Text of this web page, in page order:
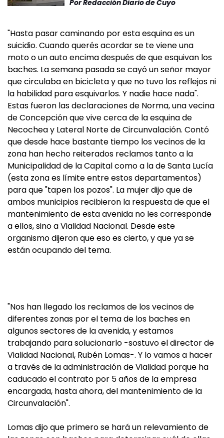
PorRedacción Diario de Cuyo
"Hasta pasar caminando por esta esquina es un
suicidio. Cuando querés acordar se te viene una
moto o un auto encima después de que esquivan los
baches. La semana pasada se cayó un señor mayor
que circulaba en bicicleta y que no tuvo los reflejos ni
la habilidad para esquivarlos. Y nadie hace nada".
Estas fueron las declaraciones de Norma, una vecina
de Concepción que vive cerca de la esquina de
Necochea y Lateral Norte de Circunvalación. Contó
que desde hace bastante tiempo los vecinos de la
zona han hecho reiterados reclamos tanto a la
Municipalidad de la Capital como a la de Santa Lucía
(esta zona es límite entre estos departamentos)
para que "tapen los pozos". La mujer dijo que de
ambos municipios recibieron la respuesta de que el
mantenimiento de esta avenida no les corresponde
a ellos, sino a Vialidad Nacional. Desde este
organismo dijeron que eso es cierto, y que ya se
están ocupando del tema.
"Nos han llegado los reclamos de los vecinos de
diferentes zonas por el tema de los baches en
algunos sectores de la avenida, y estamos
trabajando para solucionarlo -sostuvo el director de
Vialidad Nacional, Rubén Lomas-. Y lo vamos a hacer
a través de la administración de Vialidad porque ha
caducado el contrato por 5 años de la empresa
encargada, hasta ahora, del mantenimiento de la
Circunvalación".
Lomas dijo que primero se hará un relevamiento de